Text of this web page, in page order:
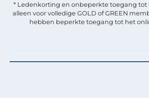
* Ledenkorting en onbeperkte toegang tot
alleen voor volledige GOLD of GREEN
hebben beperkte toegang tot het